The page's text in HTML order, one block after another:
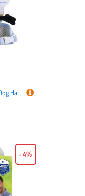
Dog Walking Harness, Adjustable Dog Harness, Hiking Dog Backpack, Small Medium Dog Harness, Dog Walking Harness with Bag Comfortable and versatile Harness Backpack for Small and Medium Dogs
- 4%